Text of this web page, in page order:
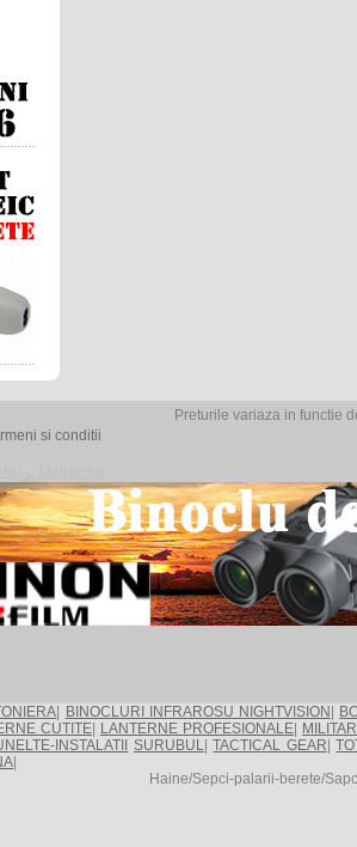
Preturile variaza in functie
si conditii
BINOCLURI INFRAROSU NIGHTVISION
CUTITE LANTERNE PROFESIONALE
INSTALATII SURUBUL|TACTICAL GEAR |
Haine/Sepci-palarii-berete/